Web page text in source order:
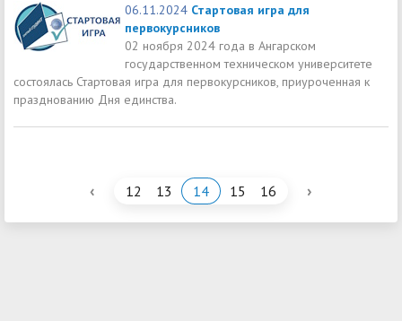
06.11.2024 Стартовая игра для
первокурсников
02 ноября 2024 года в Ангарском
государственном техническом университете
состоялась Стартовая игра для первокурсников, приуроченная к
празднованию Дня единства.
‹ 12 13 14 15 16 ›